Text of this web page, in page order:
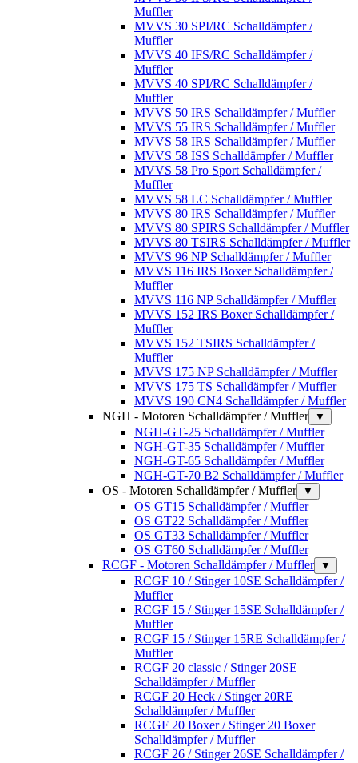
Muffler
MVVS 30 SPI/RC Schalldämpfer /
Muffler
MVVS 40 IFS/RC Schalldämpfer /
Muffler
MVVS 40 SPI/RC Schalldämpfer /
Muffler
MVVS 50 IRS Schalldämpfer / Muffler
MVVS 55 IRS Schalldämpfer / Muffler
MVVS 58 IRS Schalldämpfer / Muffler
MVVS 58 ISS Schalldämpfer / Muffler
MVVS 58 Pro Sport Schalldämpfer /
Muffler
MVVS 58 LC Schalldämpfer / Muffler
MVVS 80 IRS Schalldämpfer / Muffler
MVVS 80 SPIRS Schalldämpfer / Muffler
MVVS 80 TSIRS Schalldämpfer / Muffler
MVVS 96 NP Schalldämpfer / Muffler
MVVS 116 IRS Boxer Schalldämpfer /
Muffler
MVVS 116 NP Schalldämpfer / Muffler
MVVS 152 IRS Boxer Schalldämpfer /
Muffler
MVVS 152 TSIRS Schalldämpfer /
Muffler
MVVS 175 NP Schalldämpfer / Muffler
MVVS 175 TS Schalldämpfer / Muffler
MVVS 190 CN4 Schalldämpfer / Muffler
NGH - Motoren Schalldämpfer / Muffler
▼
NGH-GT-25 Schalldämpfer / Muffler
NGH-GT-35 Schalldämpfer / Muffler
NGH-GT-65 Schalldämpfer / Muffler
NGH-GT-70 B2 Schalldämpfer / Muffler
OS - Motoren Schalldämpfer / Muffler
▼
OS GT15 Schalldämpfer / Muffler
OS GT22 Schalldämpfer / Muffler
OS GT33 Schalldämpfer / Muffler
OS GT60 Schalldämpfer / Muffler
RCGF - Motoren Schalldämpfer / Muffler
▼
RCGF 10 / Stinger 10SE Schalldämpfer /
Muffler
RCGF 15 / Stinger 15SE Schalldämpfer /
Muffler
RCGF 15 / Stinger 15RE Schalldämpfer /
Muffler
RCGF 20 classic / Stinger 20SE
Schalldämpfer / Muffler
RCGF 20 Heck / Stinger 20RE
Schalldämpfer / Muffler
RCGF 20 Boxer / Stinger 20 Boxer
Schalldämpfer / Muffler
RCGF 26 / Stinger 26SE Schalldämpfer /